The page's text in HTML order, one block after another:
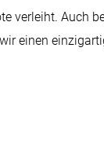
verleiht. Auch
einen